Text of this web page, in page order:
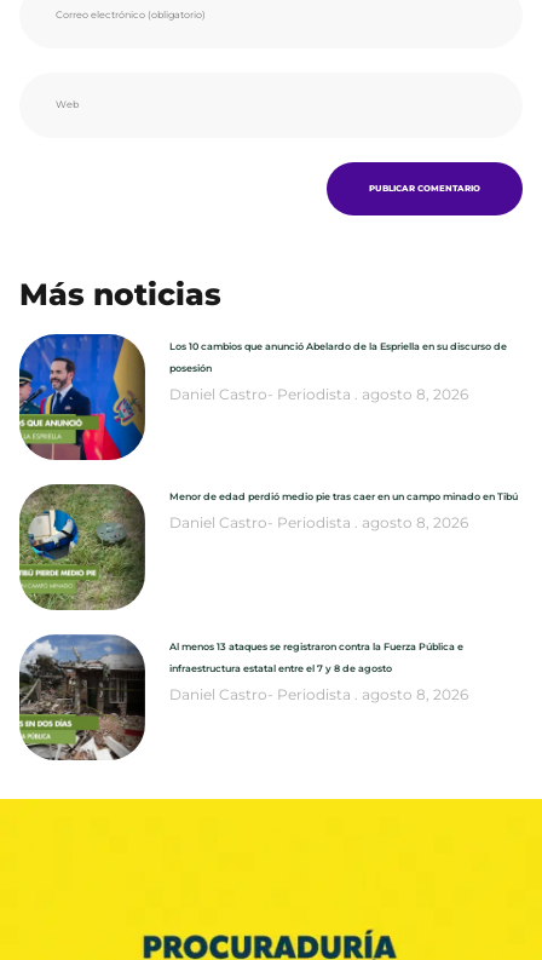
Más noticias
Los 10 cambios que anunció Abelardo de la Espriella en su discurso de
posesión
Daniel Castro- Periodista agosto 8, 2026
Menor de edad perdió medio pie tras caer en un campo minado en Tibú
Daniel Castro- Periodista agosto 8, 2026
Al menos 13 ataques se registraron contra la Fuerza Pública e
infraestructura estatal entre el 7 y 8 de agosto
Daniel Castro- Periodista agosto 8, 2026